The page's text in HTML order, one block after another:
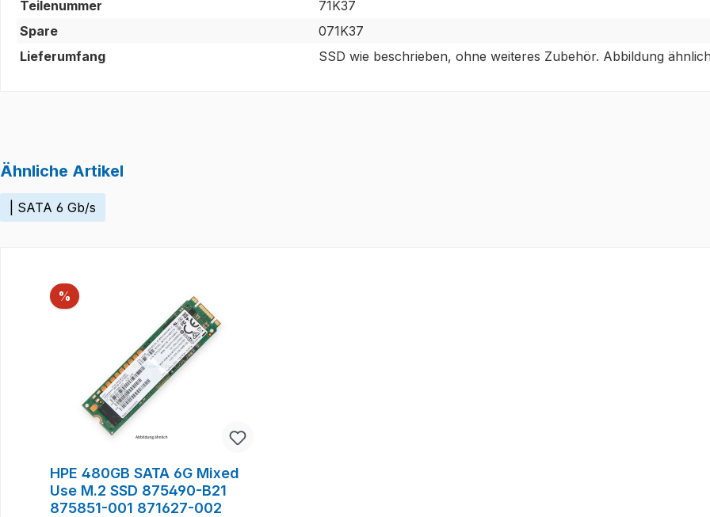
Teilenummer
71K37
Spare
071K37
Lieferumfang
SSD wie beschrieben, ohne weiteres Zubehör. Abbildung
Ähnliche Artikel
| SATA 6 Gb/s
% Rabatt
HPE 480GB SATA 6G Mixed
Use M.2 SSD 875490-B21
875851-001 871627-002